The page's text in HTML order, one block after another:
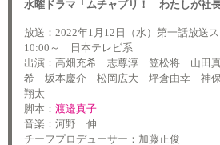
水曜ドラマ「ムチャブリ！ わたしが社長
放送：2022年1月12日（水）第一話放送
10:00～ 日本テレビ系
出演：高畑充希 志尊淳 笠松将 山田
希 坂本慶介 松岡広大 坪倉由幸 神
翔太
脚本： 渡邉真子
音楽：河野 伸
チーフプロデューサー：加藤正俊